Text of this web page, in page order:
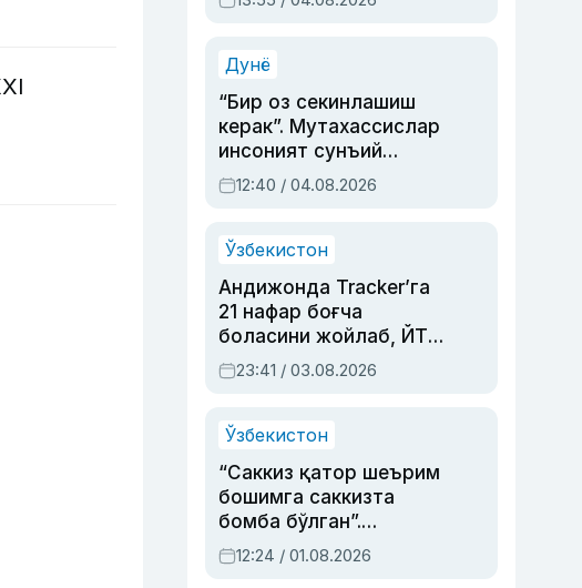
устаси Римма
синовларга тўла ҳаёти
Дунё
“Бир оз секинлашиш
керак”. Мутахассислар
инсоният сунъий
интеллектни бошқара
олмай қолишидан
12:40 / 04.08.2026
Ўзбекистон
Андижонда Tracker’га
21 нафар боғча
боласини жойлаб, ЙТҲ
содир этган аёлга суд
ҳукми ўқилди
23:41 / 03.08.2026
Ўзбекистон
“Саккиз қатор шеърим
бошимга саккизта
бомба бўлган”.
Абдулла Ориповни
сиёсий айбловлардан
12:24 / 01.08.2026